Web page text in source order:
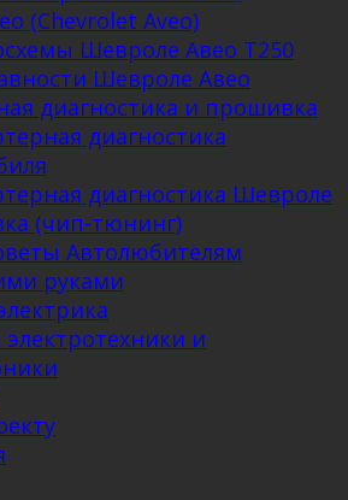
(Chevrolet Aveo)
Шевроле Авео Т250
Шевроле Авео
диагностика и прошивка
диагностика
диагностика Шевроле
(чип-тюнинг)
Автолюбителям
руками
и